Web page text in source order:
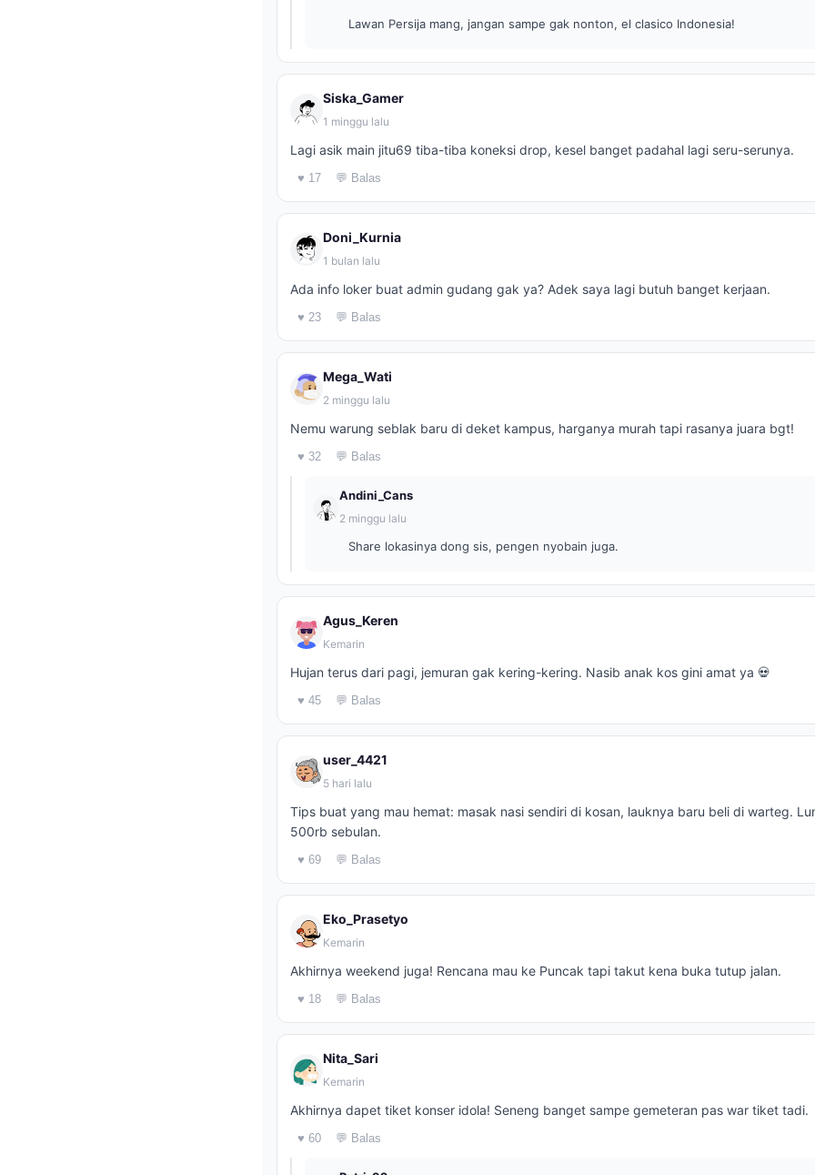
Lawan Persija mang, jangan sampe gak nonton, el clasico Indonesia!
Siska_Gamer
1 minggu lalu
Lagi asik main jitu69 tiba-tiba koneksi drop, kesel banget padahal lagi seru-serunya.
♥ 17 💬 Balas
Doni_Kurnia
1 bulan lalu
Ada info loker buat admin gudang gak ya? Adek saya lagi butuh banget kerjaan.
♥ 23 💬 Balas
Mega_Wati
2 minggu lalu
Nemu warung seblak baru di deket kampus, harganya murah tapi rasanya juara bgt!
♥ 32 💬 Balas
Andini_Cans
2 minggu lalu
Share lokasinya dong sis, pengen nyobain juga.
Agus_Keren
Kemarin
Hujan terus dari pagi, jemuran gak kering-kering. Nasib anak kos gini amat ya 💀
♥ 45 💬 Balas
user_4421
5 hari lalu
Tips buat yang mau hemat: masak nasi sendiri di kosan, lauknya baru beli di warteg.
500rb sebulan.
♥ 69 💬 Balas
Eko_Prasetyo
Kemarin
Akhirnya weekend juga! Rencana mau ke Puncak tapi takut kena buka tutup jalan.
♥ 18 💬 Balas
Nita_Sari
Kemarin
Akhirnya dapet tiket konser idola! Seneng banget sampe gemeteran pas war tiket tadi.
♥ 60 💬 Balas